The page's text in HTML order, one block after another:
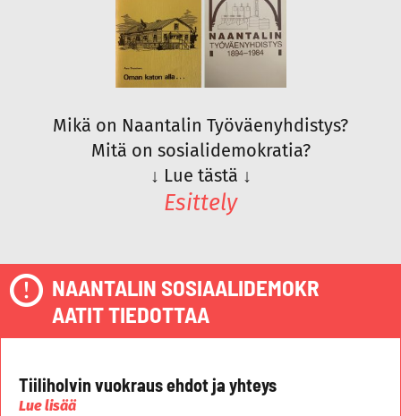
Mikä on Naantalin Työväenyhdistys?
Mitä on sosialidemokratia?
↓ Lue tästä ↓
Esittely
NAANTALIN SOSIAALIDEMOKR
AATIT TIEDOTTAA
Tiiliholvin vuokraus ehdot ja yhteys
Lue lisää